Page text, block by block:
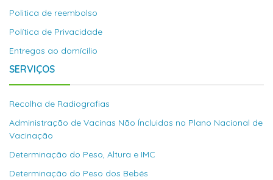
Politica de reembolso
Política de Privacidade
Entregas ao domícilio
SERVIÇOS
Recolha de Radiografias
Administração de Vacinas Não Íncluidas no Plano Nacional de
Vacinação
Determinação do Peso, Altura e IMC
Determinação do Peso dos Bebés